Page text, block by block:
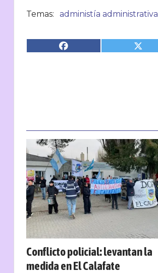
administía administrativa
Conflicto policial: levantan la
medida en El Calafate